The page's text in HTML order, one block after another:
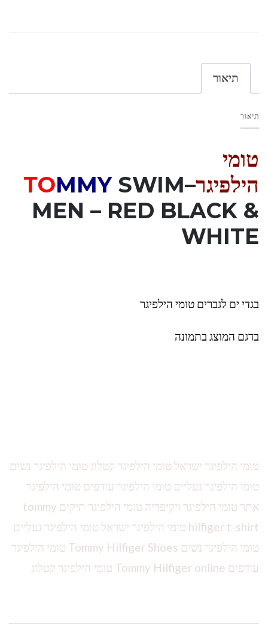
תיאור
תיאור
טומי
הילפיגר–
TOMMY SWIM
MEN – RED BLACK &
WHITE
בגדי ים לגברים טומי הילפיגר
בדגם המוצג בתמונה
טומי הילפיגר ישראל טומי הילפיגר קטלוג טומי הילפיגר נשים
טומי הילפיגר נעליים טומי הילפיגר עודפים טומי הילפיגר
אתר טומי הילפיגר ויקיפדיה טומי הילפיגר תיקים tommy
hilfiger t-shirt טומי הילפיגר ישראל טומי הילפיגר נעליים
טומי הילפיגר נשים Tommy Hilfiger Shoes טומי הילפיגר
עודפים Tommy Hilfiger online טומי הילפיגר קטלוג